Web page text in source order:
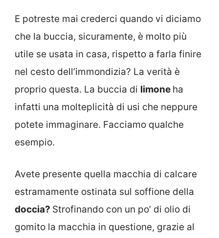
E potreste mai crederci quando vi diciamo
che la buccia, sicuramente, è molto più
utile se usata in casa, rispetto a farla finire
nel cesto dell’immondizia? La verità è
proprio questa. La buccia di limone ha
infatti una molteplicità di usi che neppure
potete immaginare. Facciamo qualche
esempio.
Avete presente quella macchia di calcare
estramamente ostinata sul soffione della
doccia? Strofinando con un po’ di olio di
gomito la macchia in questione, grazie al